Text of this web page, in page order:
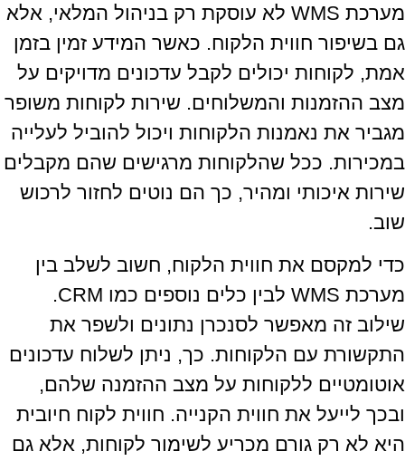
מערכת WMS לא עוסקת רק בניהול המלאי, אלא
גם בשיפור חווית הלקוח. כאשר המידע זמין בזמן
אמת, לקוחות יכולים לקבל עדכונים מדויקים על
מצב ההזמנות והמשלוחים. שירות לקוחות משופר
מגביר את נאמנות הלקוחות ויכול להוביל לעלייה
במכירות. ככל שהלקוחות מרגישים שהם מקבלים
שירות איכותי ומהיר, כך הם נוטים לחזור לרכוש
שוב.
כדי למקסם את חווית הלקוח, חשוב לשלב בין
מערכת WMS לבין כלים נוספים כמו CRM.
שילוב זה מאפשר לסנכרן נתונים ולשפר את
התקשורת עם הלקוחות. כך, ניתן לשלוח עדכונים
אוטומטיים ללקוחות על מצב ההזמנה שלהם,
ובכך לייעל את חווית הקנייה. חווית לקוח חיובית
היא לא רק גורם מכריע לשימור לקוחות, אלא גם